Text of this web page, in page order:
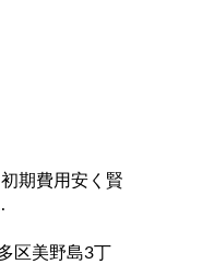
期費用安く賢
区美野島3丁